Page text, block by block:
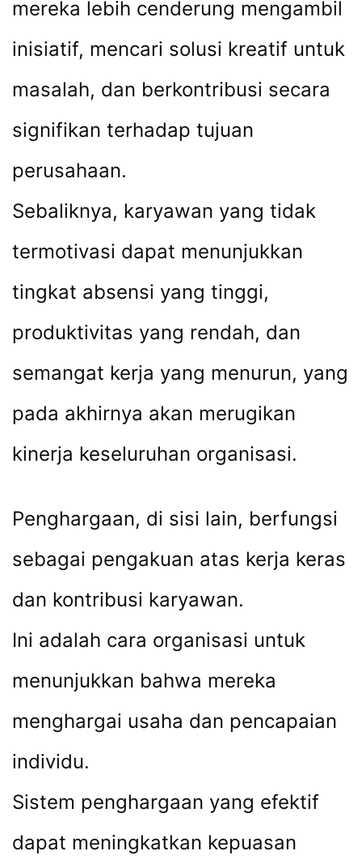
mereka lebih cenderung mengambil
inisiatif, mencari solusi kreatif untuk
masalah, dan berkontribusi secara
signifikan terhadap tujuan
perusahaan.
Sebaliknya, karyawan yang tidak
termotivasi dapat menunjukkan
tingkat absensi yang tinggi,
produktivitas yang rendah, dan
semangat kerja yang menurun, yang
pada akhirnya akan merugikan
kinerja keseluruhan organisasi.
Penghargaan, di sisi lain, berfungsi
sebagai pengakuan atas kerja keras
dan kontribusi karyawan.
Ini adalah cara organisasi untuk
menunjukkan bahwa mereka
menghargai usaha dan pencapaian
individu.
Sistem penghargaan yang efektif
dapat meningkatkan kepuasan